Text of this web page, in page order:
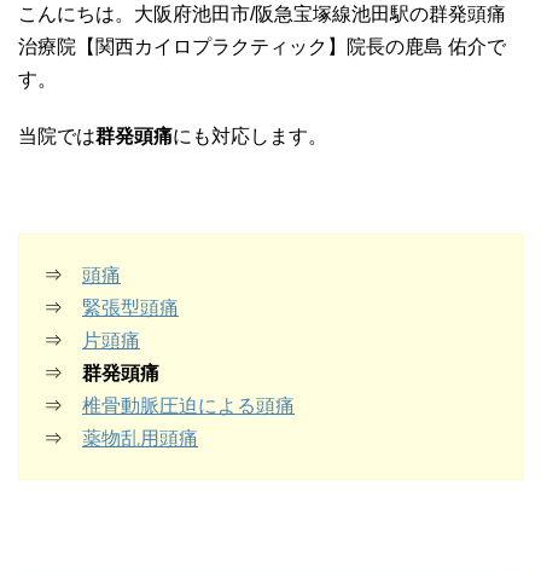
こんにちは。大阪府池田市/阪急宝塚線池田駅の群発頭痛
治療院【関西カイロプラクティック】院長の鹿島 佑介で
す。
当院では群発頭痛にも対応します。
⇒ 頭痛
⇒ 緊張型頭痛
⇒
片頭痛
⇒ 群発頭痛
⇒ 椎骨動脈圧迫による頭痛
⇒ 薬物乱用頭痛